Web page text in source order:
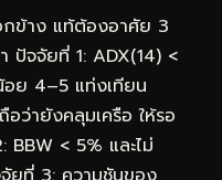
กข้าง แท้ต้องอาศัย 3
ปัจจัยที่ 1: ADX(14) <
ย 4–5 แท่งเทียน
ว่ายังคลุมเครือ ให้รอ
< 5% และไม่